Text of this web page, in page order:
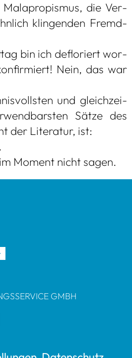
Mala­pro­pis­mus, die Ver­
klin­gen­den Fremd­
bin ich deflo­riert wor­
Nein, das war
und gleich­zei­
Sätze des
der Lite­ra­tur, ist:
Moment nicht sagen.
GMBH